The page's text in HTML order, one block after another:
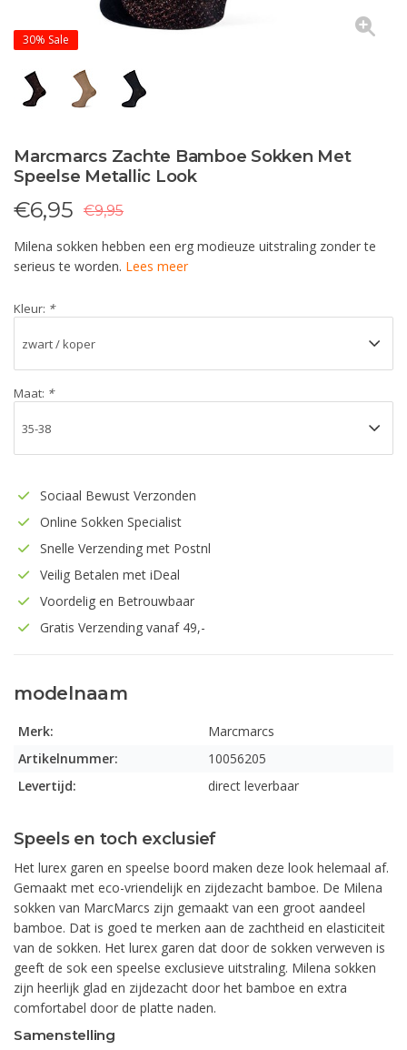
30% Sale
Marcmarcs Zachte Bamboe Sokken Met
Speelse Metallic Look
€6,95 €9,95
Milena sokken hebben een erg modieuze uitstraling zonder te
serieus te worden. Lees meer
Kleur: *
Maat: *
Sociaal Bewust Verzonden
Online Sokken Specialist
Snelle Verzending met Postnl
Veilig Betalen met iDeal
Voordelig en Betrouwbaar
Gratis Verzending vanaf 49,-
modelnaam
Merk:
Marcmarcs
Artikelnummer:
10056205
Levertijd:
direct leverbaar
Speels en toch exclusief
Het lurex garen en speelse boord maken deze look helemaal af.
Gemaakt met eco-vriendelijk en zijdezacht bamboe. De Milena
sokken van MarcMarcs zijn gemaakt van een groot aandeel
bamboe. Dat is goed te merken aan de zachtheid en elasticiteit
van de sokken. Het lurex garen dat door de sokken verweven is
geeft de sok een speelse exclusieve uitstraling. Milena sokken
zijn heerlijk glad en zijdezacht door het bamboe en extra
comfortabel door de platte naden.
Samenstelling